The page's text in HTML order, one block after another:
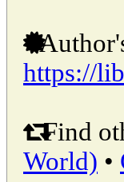
https://
Find
World) •